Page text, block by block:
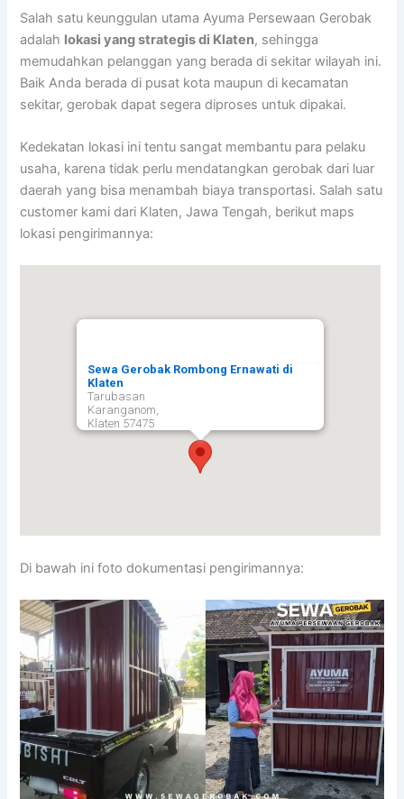
Salah satu keunggulan utama Ayuma Persewaan Gerobak
adalah lokasi yang strategis di Klaten, sehingga
memudahkan pelanggan yang berada di sekitar wilayah ini.
Baik Anda berada di pusat kota maupun di kecamatan
sekitar, gerobak dapat segera diproses untuk dipakai.
Kedekatan lokasi ini tentu sangat membantu para pelaku
usaha, karena tidak perlu mendatangkan gerobak dari luar
daerah yang bisa menambah biaya transportasi. Salah satu
customer kami dari Klaten, Jawa Tengah, berikut maps
lokasi pengirimannya:
Sewa Gerobak Rombong Ernawati di
Klaten
Tarubasan
Karanganom,
Klaten 57475
Di bawah ini foto dokumentasi pengirimannya: